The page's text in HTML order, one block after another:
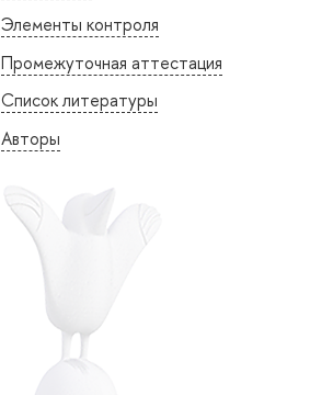
Элементы контроля
Промежуточная аттестация
Список литературы
Авторы